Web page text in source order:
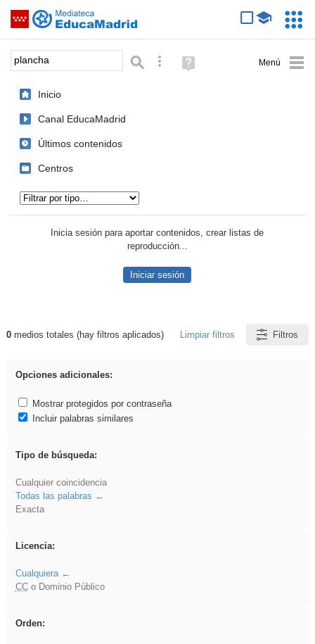
Saltar navegación
Palabra o frase: Búsqueda avanzada
Ayuda
(en
Inicio
Canal EducaMadrid
Últimos contenidos
Centros
Inicia sesión para aportar contenidos, crear listas de
reproducción...
Iniciar sesión
Resultados de: plancha
0medios totales (hay filtros aplicados) Limpiar filtros Filtros
Opciones adicionales:
Mostrar protegidos por contraseña
Incluir palabras similares
Tipo de búsqueda:
Cualquier coincidencia
Todas las palabras
Exacta
Licencia:
Cualquiera
CCo Dominio Público
Orden: